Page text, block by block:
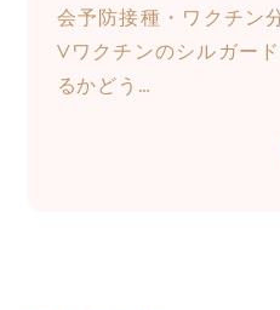
会予防接種・ワクチン
Vワクチンのシルガー
るかどう…